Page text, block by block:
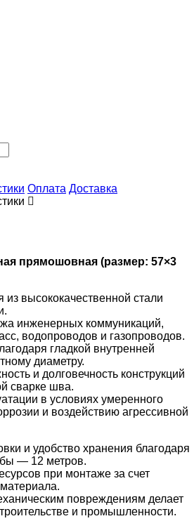
Оплата Доставка
прямошовная (размер: 57×3
из высококачественной стали
инженерных коммуникаций,
водопроводов и газопроводов.
гладкой внутренней
диаметру.
и долговечность конструкций
сварке шва.
в условиях умеренного
и воздействию агрессивной
и удобство хранения благодаря
— 12 метров.
при монтаже за счет
повреждениям делает
и промышленности.